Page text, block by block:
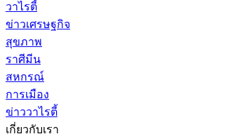
วาไรตี้
ข่าวเศรษฐกิจ
สุขภาพ
ราศีมีน
สหกรณ์
การเมือง
ข่าววาไรตี้
เกี่ยวกับเรา